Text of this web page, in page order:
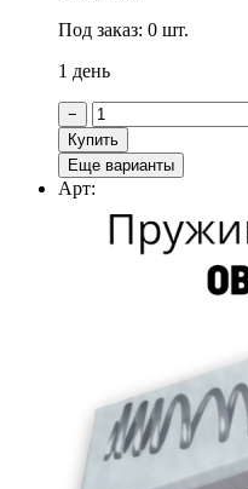
Под заказ: 0 шт.
1 день
−
Купить
Еще варианты
Арт: